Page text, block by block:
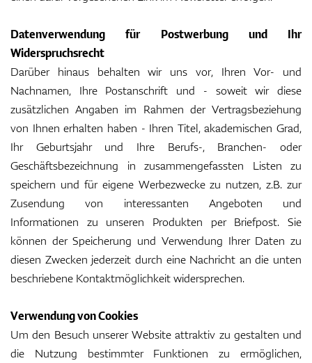
Datenverwendung für Postwerbung und Ihr
Widerspruchsrecht
Darüber hinaus behalten wir uns vor, Ihren Vor- und
Nachnamen, Ihre Postanschrift und - soweit wir diese
zusätzlichen Angaben im Rahmen der Vertragsbeziehung
von Ihnen erhalten haben - Ihren Titel, akademischen Grad,
Ihr Geburtsjahr und Ihre Berufs-, Branchen- oder
Geschäftsbezeichnung in zusammengefassten Listen zu
speichern und für eigene Werbezwecke zu nutzen, z.B. zur
Zusendung von interessanten Angeboten und
Informationen zu unseren Produkten per Briefpost. Sie
können der Speicherung und Verwendung Ihrer Daten zu
diesen Zwecken jederzeit durch eine Nachricht an die unten
beschriebene Kontaktmöglichkeit widersprechen.
Verwendung von Cookies
Um den Besuch unserer Website attraktiv zu gestalten und
die Nutzung bestimmter Funktionen zu ermöglichen,